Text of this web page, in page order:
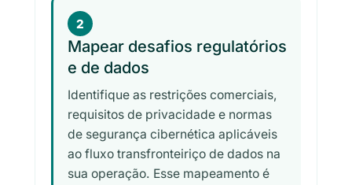
2
Mapear desafios regulatórios
e de dados
Identifique as restrições comerciais,
requisitos de privacidade e normas
de segurança cibernética aplicáveis
ao fluxo transfronteiriço de dados na
sua operação. Esse mapeamento é